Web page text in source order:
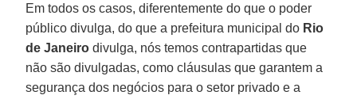
Em todos os casos, diferentemente do que o poder
público divulga, do que a prefeitura municipal do Rio
de Janeiro divulga, nós temos contrapartidas que
não são divulgadas, como cláusulas que garantem a
segurança dos negócios para o setor privado e a